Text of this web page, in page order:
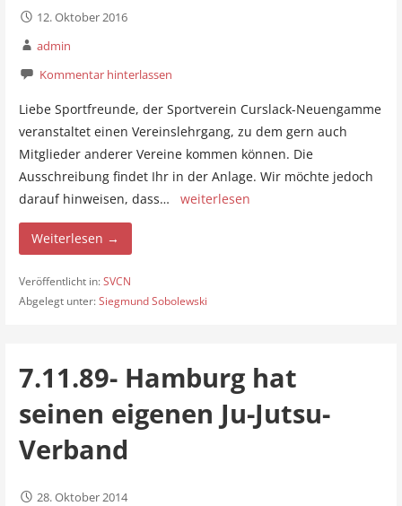
12. Oktober 2016
admin
Kommentar hinterlassen
Liebe Sportfreunde, der Sportverein Curslack-Neuengamme
veranstaltet einen Vereinslehrgang, zu dem gern auch
Mitglieder anderer Vereine kommen können. Die
Ausschreibung findet Ihr in der Anlage. Wir möchte jedoch
darauf hinweisen, dass… weiterlesen
Weiterlesen →
Veröffentlicht in:SVCN
Abgelegt unter:Siegmund Sobolewski
7.11.89- Hamburg hat
seinen eigenen Ju-Jutsu-
Verband
28. Oktober 2014